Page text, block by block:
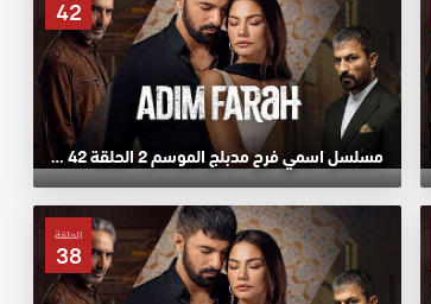
42
مسلسل اسمي فرح مدبلج الموسم 2 الحلقة 42 HD
الحلقة
38